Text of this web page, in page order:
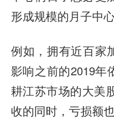
形成规模的月子中
例如，拥有近百家
影响之前的2019年
耕江苏市场的大美
收的同时，亏损额